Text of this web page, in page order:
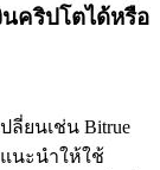
นคริปโตได้หรือ
ลี่ยนเช่น Bitrue
นะนำให้ใช้